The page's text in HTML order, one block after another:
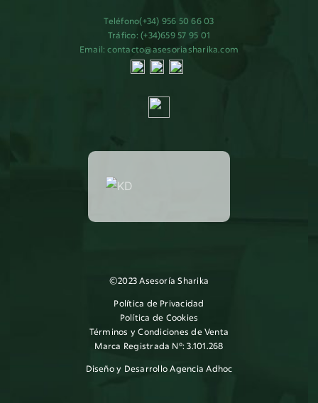
Teléfono(+34) 956 50 66 03
Tráfico:(+34)659 57 95 01
Email:contacto@asesoriasharika.com
©2023 Asesoría Sharika
Política de Privacidad
Política de Cookies
Términos y Condiciones de Venta
Marca Registrada Nº: 3.101.268
Diseño y DesarrolloAgencia Adhoc